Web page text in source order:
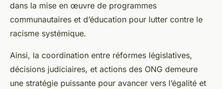
dans la mise en œuvre de programmes
communautaires et d’éducation pour lutter contre le
racisme systémique.
Ainsi, la coordination entre réformes législatives,
décisions judiciaires, et actions des ONG demeure
une stratégie puissante pour avancer vers l’égalité et